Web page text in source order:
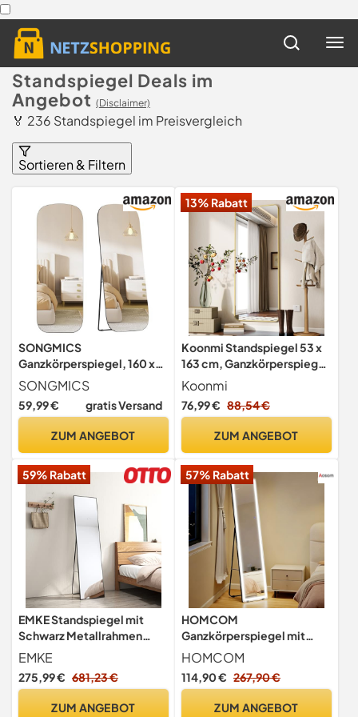
Standspiegel Deals im
Angebot (Disclaimer)
🏅 236 Standspiegel im Preisvergleich
Sortieren & Filtern
SONGMICS
Ganzkörperspiegel, 160 x
50 cm, mit abgerundeten
Ecken, Standspiegel aus
Qualitätsglas, Aluminium-
Ankleidezimmer,
SONGMICS
59,99 € gratis Versand
ZUM ANGEBOT
13% Rabatt
Koonmi Standspiegel 53 x
163 cm, Ganzkörperspiegel
Gold
Koonmi
76,99 € 88,54 €
ZUM ANGEBOT
59% Rabatt
EMKE Standspiegel mit
Schwarz Metallrahmen
160x40cm Standspiegel
Ganzkörperspiegel
Wandspiegel,
EMKE
275,99 € 681,23 €
ZUM ANGEBOT
57% Rabatt
HOMCOM
Ganzkörperspiegel mit
LED-Beleuchtung, 160 x 40
cm Standspiegel, Rahmen
aus Aluminiumlegierung,
HOMCOM
114,90 € 267,90 €
ZUM ANGEBOT